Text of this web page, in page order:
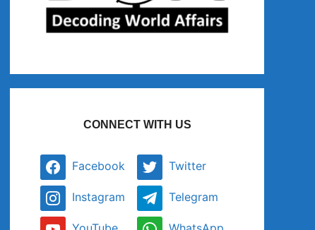
CONNECT WITH US
Facebook Twitter
Instagram Telegram